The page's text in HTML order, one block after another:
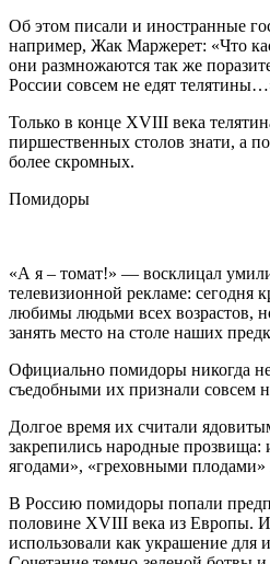
Об этом писали и иностранные
например, Жак Маржерет: «Что
они размножаются так же
России совсем не едят
Только в конце XVIII века
пиршественных столов знати, а
более скромных.
Помидоры
«А я – томат!» — восклицал
телевизионной рекламе: сегодня
любимы людьми всех возрастов,
занять место на столе наших
Официально помидоры никогда
съедобными их признали совсем
Долгое время их считали
закрепились народные
ягодами», «греховными
В Россию помидоры попали
половине XVIII века из Европы.
использовали как украшение для